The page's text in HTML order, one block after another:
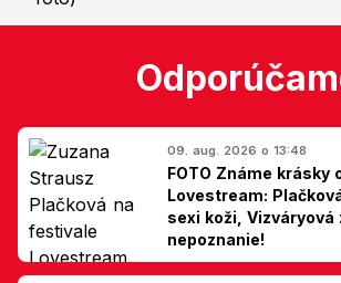
09. aug. 2026 o 13:48
FOTO Známe krásky
Lovestream:
sexi koži, Vizváryová
nepoznanie!